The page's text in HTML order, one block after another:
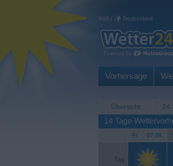
RSS | Deutschland
Vorhersage
Übersicht 24
14 Tage
Fr. 07.08.
Tag